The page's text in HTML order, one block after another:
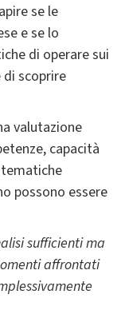
se le
e se lo
di operare sui
scoprire
valutazione
capacità
possono essere
sufficienti ma
affrontati